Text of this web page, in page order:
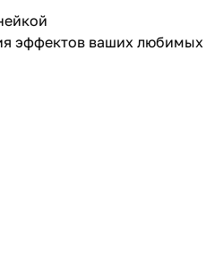
эффектов ваших любимых